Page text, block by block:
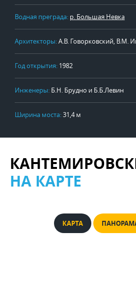
Водная преграда: р. Большая Невка
Архитекторы:А.В. Говорковский, В.М.
Год открытия: 1982
Инженеры: Б.Н. Брудно и Б.Б.Левин
Ширина моста:31,4 м
НА КАРТЕ
КАРТА